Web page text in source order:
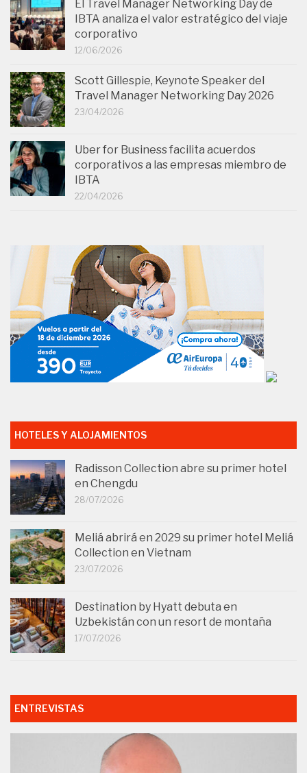
El Travel Manager Networking Day de
IBTA analiza el valor estratégico del viaje
corporativo
12/06/2026
Scott Gillespie, Keynote Speaker del
Travel Manager Networking Day 2026
23/04/2026
Uber for Business facilita acuerdos
corporativos a las empresas miembro de
IBTA
22/04/2026
HOTELES Y ALOJAMIENTOS
Radisson Collection abre su primer hotel
en Chengdu
28/07/2026
Meliá abrirá en 2029 su primer hotel Meliá
Collection en Vietnam
23/07/2026
Destination by Hyatt debuta en
Uzbekistán con un resort de montaña
17/07/2026
ENTREVISTAS